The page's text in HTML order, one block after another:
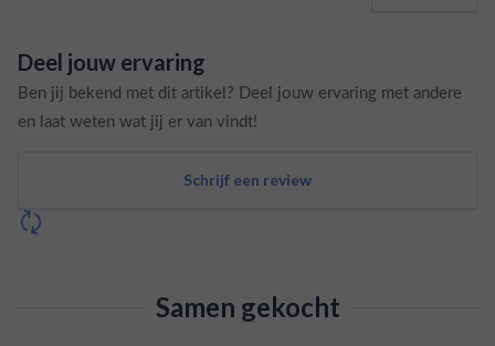
Deel jouw ervaring
Ben jij bekend met dit artikel? Deel jouw ervaring met andere
en laat weten wat jij er van vindt!
Schrijf een review
Samen gekocht